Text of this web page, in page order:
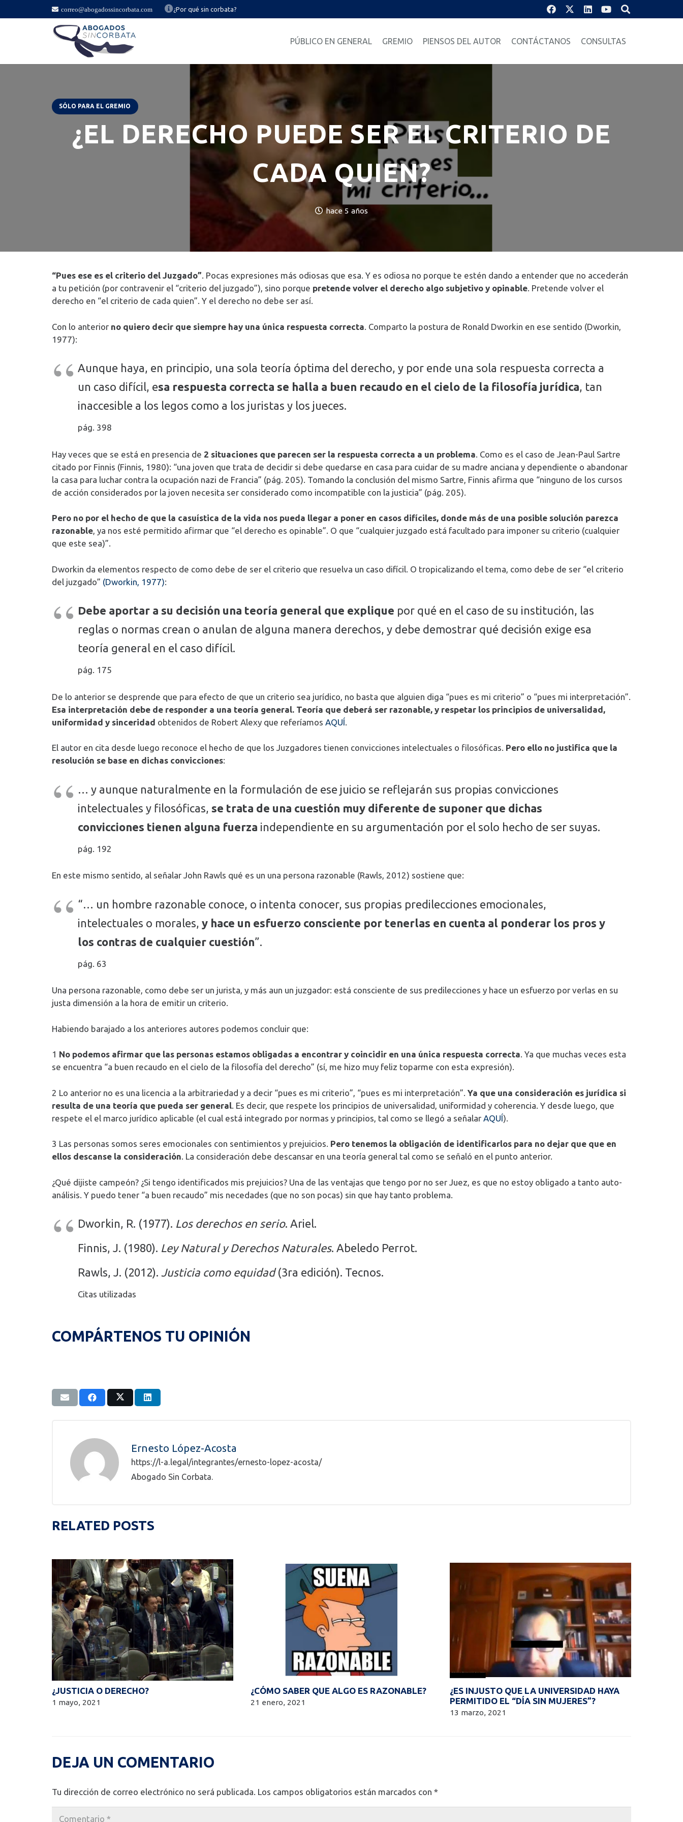
correo@abogadossincorbata.com ¿Por qué sin corbata?
PÚBLICO EN GENERAL GREMIO PIENSOS DEL AUTOR CONTÁCTANOS CONSULTAS
SÓLO PARA EL GREMIO
¿EL DERECHO PUEDE SER EL CRITERIO DE
CADA QUIEN?
hace 5 años
“Pues ese es el criterio del Juzgado”. Pocas expresiones más odiosas que esa. Y es odiosa no porque te estén dando a entender que no accederán
a tu petición (por contravenir el “criterio del juzgado”), sino porque pretende volver el derecho algo subjetivo y opinable. Pretende volver el
derecho en “el criterio de cada quien”. Y el derecho no debe ser así.
Con lo anterior no quiero decir que siempre hay una única respuesta correcta . Comparto la postura de Ronald Dworkin en ese sentido (Dworkin,
1977):
Aunque haya, en principio, una sola teoría óptima del derecho, y por ende una sola respuesta correcta a
un caso difícil, esa respuesta correcta se halla a buen recaudo en el cielo de la filosofía jurídica, tan
inaccesible a los legos como a los juristas y los jueces.
pág. 398
Hay veces que se está en presencia de 2 situaciones que parecen ser la respuesta correcta a un problema . Como es el caso de Jean-Paul Sartre
citado por Finnis (Finnis, 1980): “una joven que trata de decidir si debe quedarse en casa para cuidar de su madre anciana y dependiente o abandonar
la casa para luchar contra la ocupación nazi de Francia” (pág. 205). Tomando la conclusión del mismo Sartre, Finnis afirma que “ninguno de los cursos
de acción considerados por la joven necesita ser considerado como incompatible con la justicia” (pág. 205).
Pero no por el hecho de que la casuística de la vida nos pueda llegar a poner en casos difíciles, donde más de una posible solución parezca
razonable, ya nos esté permitido afirmar que “el derecho es opinable”. O que “cualquier juzgado está facultado para imponer su criterio (cualquier
que este sea)”.
Dworkin da elementos respecto de como debe de ser el criterio que resuelva un caso difícil. O tropicalizando el tema, como debe de ser “el criterio
del juzgado” (Dworkin, 1977):
Debe aportar a su decisión una teoría general que explique por qué en el caso de su institución, las
reglas o normas crean o anulan de alguna manera derechos, y debe demostrar qué decisión exige esa
teoría general en el caso difícil.
pág. 175
De lo anterior se desprende que para efecto de que un criterio sea jurídico, no basta que alguien diga “pues es mi criterio” o “pues mi interpretación”.
Esa interpretación debe de responder a una teoría general. Teoría que deberá ser razonable, y respetar los principios de universalidad,
uniformidad y sinceridad obtenidos de Robert Alexy que referíamos AQUÍ
El autor en cita desde luego reconoce el hecho de que los Juzgadores tienen convicciones intelectuales o filosóficas. Pero ello no justifica que la
resolución se base en dichas convicciones:
… y aunque naturalmente en la formulación de ese juicio se reflejarán sus propias convicciones
intelectuales y filosóficas, se trata de una cuestión muy diferente de suponer que dichas
convicciones tienen alguna fuerza independiente en su argumentación por el solo hecho de ser suyas.
pág. 192
En este mismo sentido, al señalar John Rawls qué es un una persona razonable (Rawls, 2012) sostiene que:
“… un hombre razonable conoce, o intenta conocer, sus propias predilecciones emocionales,
intelectuales o morales, y hace un esfuerzo consciente por tenerlas en cuenta al ponderar los pros y
los contras de cualquier cuestión”.
pág. 63
Una persona razonable, como debe ser un jurista, y más aun un juzgador: está consciente de sus predilecciones y hace un esfuerzo por verlas en su
justa dimensión a la hora de emitir un criterio.
Habiendo barajado a los anteriores autores podemos concluir que:
1 No podemos afirmar que las personas estamos obligadas a encontrar y coincidir en una única respuesta correcta. Ya que muchas veces esta
se encuentra “a buen recaudo en el cielo de la filosofía del derecho” (sí, me hizo muy feliz toparme con esta expresión).
2 Lo anterior no es una licencia a la arbitrariedad y a decir “pues es mi criterio”, “pues es mi interpretación”. Ya que una consideración es jurídica si
resulta de una teoría que pueda ser general. Es decir, que respete los principios de universalidad, uniformidad y coherencia. Y desde luego, que
respete el el marco jurídico aplicable (el cual está integrado por normas y principios, tal como se llegó a señalar AQUÍ).
3 Las personas somos seres emocionales con sentimientos y prejuicios. Pero tenemos la obligación de identificarlos para no dejar que que en
ellos descanse la consideración. La consideración debe descansar en una teoría general tal como se señaló en el punto anterior.
¿Qué dijiste campeón? ¿Si tengo identificados mis prejuicios? Una de las ventajas que tengo por no ser Juez, es que no estoy obligado a tanto auto-
análisis. Y puedo tener “a buen recaudo” mis necedades (que no son pocas) sin que hay tanto problema.
Dworkin, R. (1977). Los derechos en serio. Ariel.
Finnis, J. (1980). Ley Natural y Derechos Naturales. Abeledo Perrot.
Rawls, J. (2012). Justicia como equidad(3ra edición). Tecnos.
Citas utilizadas
COMPÁRTENOS TU OPINIÓN
Ernesto López-Acosta
https://l-a.legal/integrantes/ernesto-lopez-acosta/
Abogado Sin Corbata.
RELATED POSTS
¿JUSTICIA O DERECHO?
1 mayo, 2021
¿CÓMO SABER QUE ALGO ES RAZONABLE?
21 enero, 2021
¿ES INJUSTO QUE LA UNIVERSIDAD HAYA
PERMITIDO EL “DÍA SIN MUJERES”?
13 marzo, 2021
DEJA UN COMENTARIO
Tu dirección de correo electrónico no será publicada. Los campos obligatorios están marcados con *